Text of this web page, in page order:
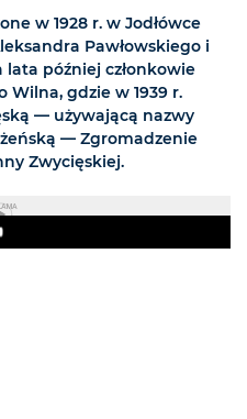
w 1928 r. w Jodłówce
Pawłowskiego i
później członkowie
Wilna, gdzie w 1939 r.
— używającą nazwy
— Zgromadzenie
Zwycięskiej.
Play